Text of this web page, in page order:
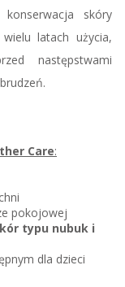
skóry
latach użycia,
następstwami
Care:
pokojowej
typu nubuk i
dla dzieci